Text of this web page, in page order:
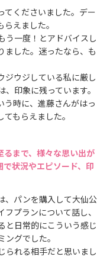
てくださいました。デー
えました。
う一度！とアドバイスし
ました。迷ったなら、も
ジウジしている私に厳し
印象に残っています。
う時に、進藤さんがはっ
もらえました。
まで、様々な思い出が
状況やエピソード、印
、パンを購入して大仙公
プランについて話し、
と日常的にこういう感じ
グでした。
られる相手だと思いまし